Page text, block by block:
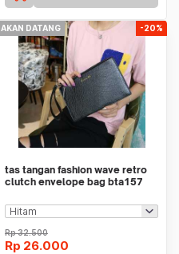
AKAN DATANG -20%
tas tangan fashion wave retro
clutch envelope bag bta157
Rp32.500
Rp 26.000